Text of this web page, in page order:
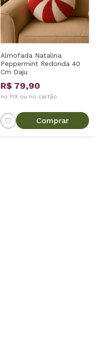
Almofada Natalina
Peppermint Redonda 40
Cm Daju
R$ 79,90
no PIX ou no cartão
Comprar